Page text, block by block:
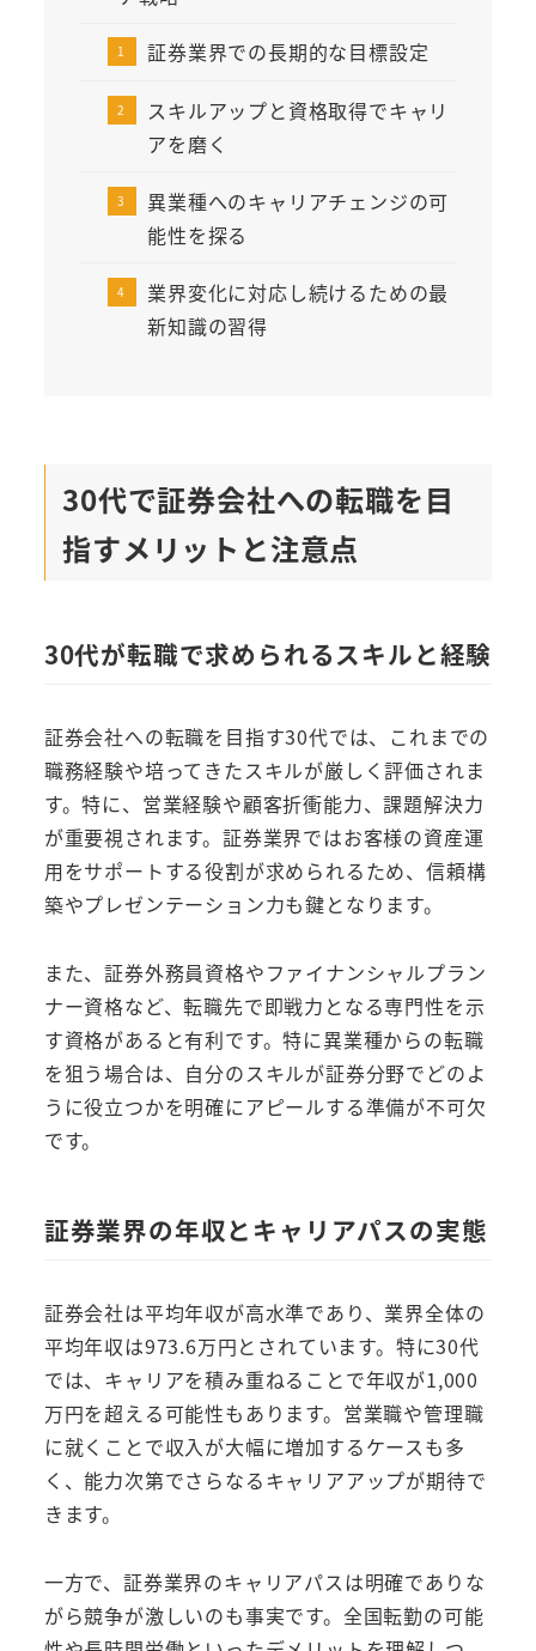
証券業界での長期的な目標設定
スキルアップと資格取得でキャリ
アを磨く
異業種へのキャリアチェンジの可
能性を探る
業界変化に対応し続けるための最
新知識の習得
30代で証券会社への転職を目
指すメリットと注意点
30代が転職で求められるスキルと経験
証券会社への転職を目指す30代では、これまでの
職務経験や培ってきたスキルが厳しく評価されま
す。特に、営業経験や顧客折衝能力、課題解決力
が重要視されます。証券業界ではお客様の資産運
用をサポートする役割が求められるため、信頼構
築やプレゼンテーション力も鍵となります。
また、証券外務員資格やファイナンシャルプラン
ナー資格など、転職先で即戦力となる専門性を示
す資格があると有利です。特に異業種からの転職
を狙う場合は、自分のスキルが証券分野でどのよ
うに役立つかを明確にアピールする準備が不可欠
です。
証券業界の年収とキャリアパスの実態
証券会社は平均年収が高水準であり、業界全体の
平均年収は973.6万円とされています。特に30代
では、キャリアを積み重ねることで年収が1,000
万円を超える可能性もあります。営業職や管理職
に就くことで収入が大幅に増加するケースも多
く、能力次第でさらなるキャリアアップが期待で
きます。
一方で、証券業界のキャリアパスは明確でありな
がら競争が激しいのも事実です。全国転勤の可能